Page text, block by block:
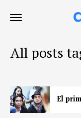
All posts
El